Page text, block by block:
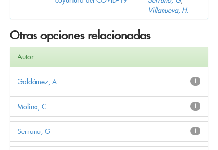
Villanueva, H.
Otras opciones relacionadas
Autor
1
Galdámez, A.
1
Molina, C.
1
Serrano, G